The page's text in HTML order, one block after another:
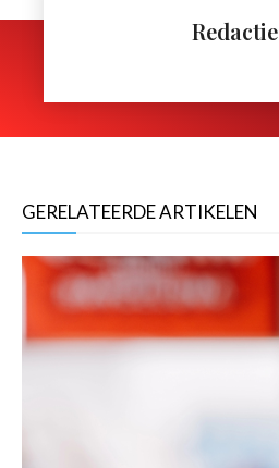
Redactie
GERELATEERDE ARTIKELEN